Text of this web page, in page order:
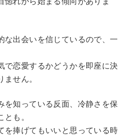
な出会いを信じているので、一
で恋愛するかどうかを即座に決
せん。
を知っている反面、冷静さを保
も。
を捧げてもいいと思っている時